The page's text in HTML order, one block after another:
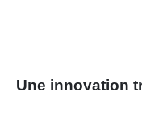
Une innovation